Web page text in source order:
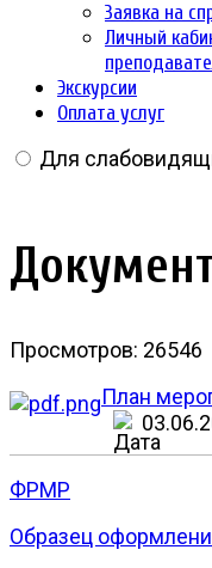
Заявка на
Личный
Экскурсии
Оплата услуг
Для
Просмотров: 26546
План
ФРМР
Образец